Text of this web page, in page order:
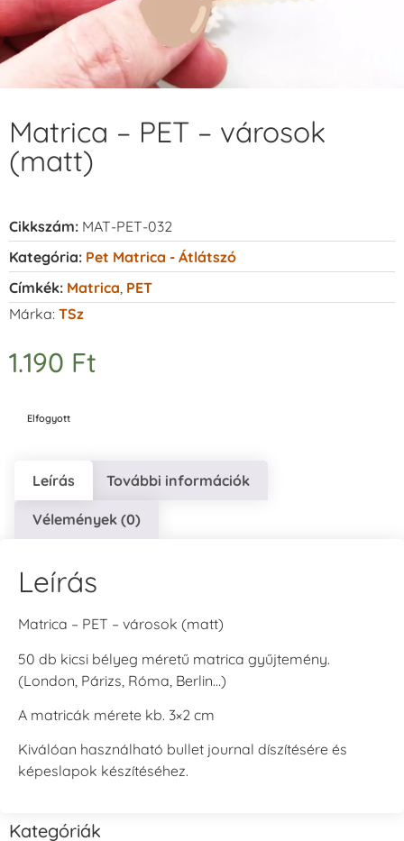
Matrica – PET – városok
(matt)
Cikkszám: MAT-PET-032
Kategória: Pet Matrica - Átlátszó
Címkék: Matrica PET
Márka: TSz
1.190 Ft
Elfogyott
Leírás További információk
Vélemények (0)
Leírás
Matrica – PET – városok (matt)
50 db kicsi bélyeg méretű matrica gyűjtemény.
(London, Párizs, Róma, Berlin…)
A matricák mérete kb. 3×2 cm
Kiválóan használható bullet journal díszítésére és
képeslapok készítéséhez.
Kategóriák